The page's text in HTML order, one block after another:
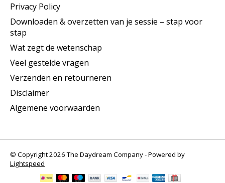
Privacy Policy
Downloaden & overzetten van je sessie – stap voor
stap
Wat zegt de wetenschap
Veel gestelde vragen
Verzenden en retourneren
Disclaimer
Algemene voorwaarden
© Copyright 2026 The Daydream Company - Powered by
Lightspeed